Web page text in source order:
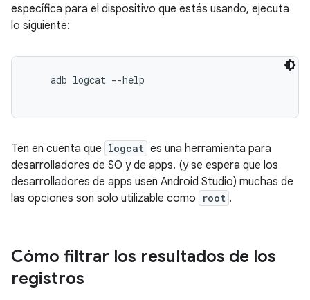
específica para el dispositivo que estás usando, ejecuta
lo siguiente:
    adb logcat --help
Ten en cuenta que logcat es una herramienta para
desarrolladores de SO y de apps. (y se espera que los
desarrolladores de apps usen Android Studio) muchas de
las opciones son solo utilizable como
root .
Cómo filtrar los resultados de los
registros